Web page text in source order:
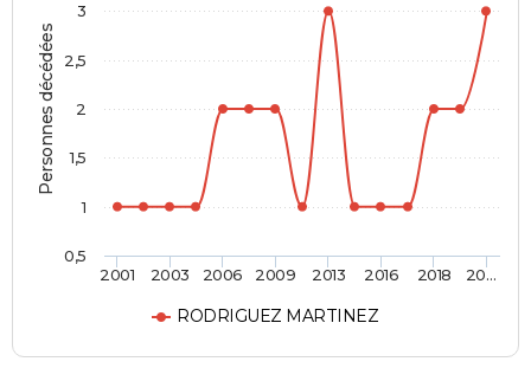
Personnes décédées
RODRIGUEZ MARTINEZ
2001 2003 2006 2009 2013 2016 2018 20…
0,5
1
1,5
2
2,5
3